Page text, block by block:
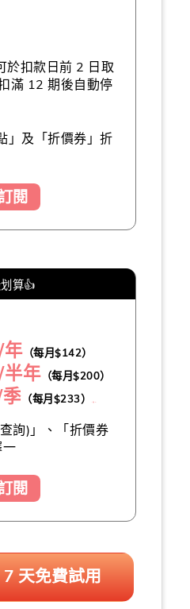
於扣款日前 2 日取
滿 12 期後自動停
」及「折價券」折
閱
算👍
（每月$142）
年（每月$200）
（每月$233）
詢)」、「折價券
一
閱
天免費試用